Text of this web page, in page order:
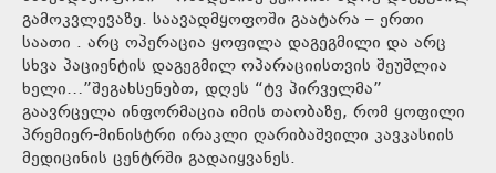
გამოკვლევაზე. საავადმყოფოში გაატარა – ერთი
საათი . არც ოპერაცია ყოფილა დაგეგმილი და არც
სხვა პაციენტის დაგეგმილ ოპარაციისთვის შეუშლია
ხელი…”შეგახსენებთ, დღეს “ტვ პირველმა”
გაავრცელა ინფორმაცია იმის თაობაზე, რომ ყოფილი
პრემიერ-მინისტრი ირაკლი ღარიბაშვილი კავკასიის
მედიცინის ცენტრში გადაიყვანეს.